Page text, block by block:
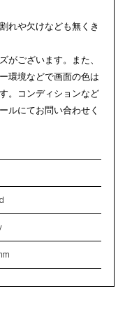
れや欠けなども無くき
がございます。また、
環境などで画面の色は
。コンディションなど
ルにてお問い合わせく